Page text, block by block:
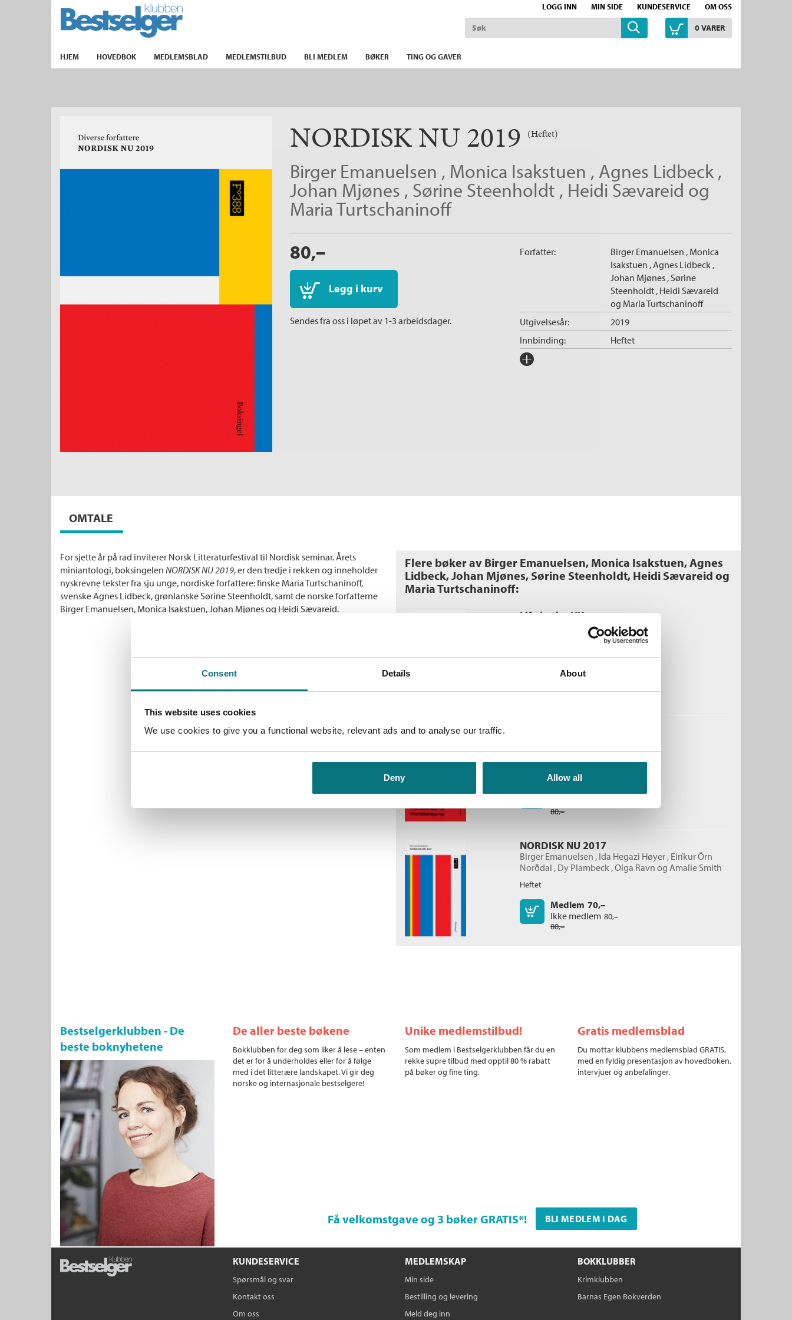
Consent Details About
This website uses cookies
We use cookies to give you a functional website, relevant ads and to analyse our traffic.
Deny Allow all
LOGG INN MIN SIDE KUNDESERVICE OM OSS
TIL FORSIDEN
0VARER
HJEM HOVEDBOK MEDLEMSBLAD MEDLEMSTILBUD BLI MEDLEM BØKER TING OG GAVER
NORDISK NU 2019 (Heftet)
Birger Emanuelsen , Monica Isakstuen , Agnes Lidbeck ,
Johan Mjønes , Sørine Steenholdt , Heidi Sævareid og
Maria Turtschaninoff
80,–
Legg i kurv
Sendes fra oss i løpet av 1-3 arbeidsdager.
Forfatter: Birger Emanuelsen , Monica
Isakstuen , Agnes Lidbeck ,
Johan Mjønes , Sørine
Steenholdt , Heidi Sævareid
og Maria Turtschaninoff
Innbinding: Heftet
Utgivelsesår: 2019
Forlag:
OMTALE
For sjette år på rad inviterer Norsk Litteraturfestival til Nordisk seminar. Årets
miniantologi, boksingelen NORDISK NU 2019, er den tredje i rekken og inneholder
nyskrevne tekster fra sju unge, nordiske forfattere: finske Maria Turtschaninoff,
svenske Agnes Lidbeck, grønlanske Sørine Steenholdt, samt de norske forfatterne
Birger Emanuelsen, Monica Isakstuen, Johan Mjønes og Heidi Sævareid.
Flere bøker av Birger Emanuelsen, Monica Isakstuen, Agnes
Lidbeck, Johan Mjønes, Sørine Steenholdt, Heidi Sævareid og
Maria Turtschaninoff:
Life in the UK
Medlem
Kjøp
80,–
Kjøp
NORDISK NU 2017
Birger Emanuelsen , Ida Hegazi Høyer , Eiríkur Örn
Norðdal , Dy Plambeck ,Olga Ravn og Amalie Smith
Heftet
Medlem 70,–
Ikke medlem 80,–
80,–
Kjøp
Bestselgerklubben - De
beste boknyhetene
De aller beste bøkene
Bokklubben for deg som liker å lese – enten
det er for å underholdes eller for å følge
med i det litterære landskapet. Vi gir deg
norske og internasjonale bestselgere!
Unike medlemstilbud!
Som medlem i Bestselgerklubben får du en
rekke supre tilbud med opptil 80 % rabatt
på bøker og fine ting.
Gratis medlemsblad
Du mottar klubbens medlemsblad GRATIS,
med en fyldig presentasjon av hovedboken,
intervjuer og anbefalinger.
Få velkomstgave og 3 bøker GRATIS*! BLI MEDLEM I DAG
KUNDESERVICE
Spørsmål og svar
Kontakt oss
Om oss
MEDLEMSKAP
Min side
Bestilling og levering
Meld deg inn
BOKKLUBBER
Krimklubben
Barnas Egen Bokverden